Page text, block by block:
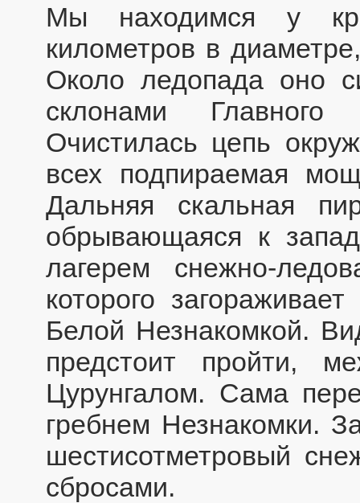
Мы находимся у
километров в
Около ледопада оно
склонами
Очистилась цепь
всех подпираемая
Дальняя скальная
обрывающаяся к
лагерем снежно-
которого
Белой Незнакомкой.
предстоит пройти,
Цурунгалом. Сама
гребнем Незнакомки.
шестисотметровый
сбросами.